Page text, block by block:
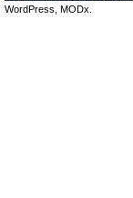
WordPress, MODx.